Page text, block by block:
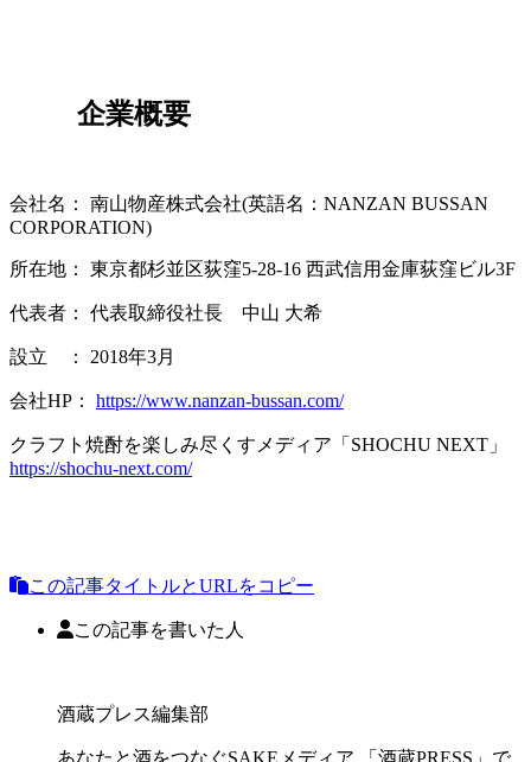
企業概要
会社名： 南山物産株式会社(英語名：NANZAN BUSSAN
CORPORATION)
所在地： 東京都杉並区荻窪5-28-16 西武信用金庫荻窪ビル3F
代表者： 代表取締役社長 中山 大希
設立 ： 2018年3月
会社HP： https://www.nanzan-bussan.com/
クラフト焼酎を楽しみ尽くすメディア「SHOCHU NEXT」
https://shochu-next.com/
この記事タイトルとURLをコピー
この記事を書いた人
酒蔵プレス編集部
あなたと酒をつなぐSAKEメディア 「酒蔵PRESS」で